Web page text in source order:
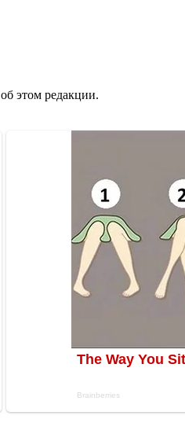
этом редакции.